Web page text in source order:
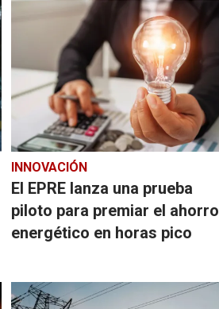
INNOVACIÓN
El EPRE lanza una prueba
piloto para premiar el ahorro
energético en horas pico